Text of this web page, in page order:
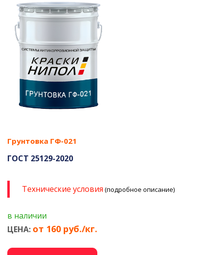
Грунтовка ГФ-021
ГОСТ 25129-2020
Технические условия (подробное описание)
в наличии
ЦЕНА: от 160 руб./кг.